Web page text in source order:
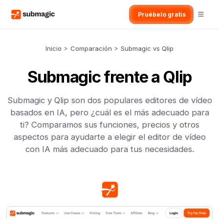
Pruébelo gratis
Inicio > Comparación > Submagic vs Qlip
Submagic frente a Qlip
Submagic y Qlip son dos populares editores de vídeo
basados en IA, pero ¿cuál es el más adecuado para
ti? Comparamos sus funciones, precios y otros
aspectos para ayudarte a elegir el editor de vídeo
con IA más adecuado para tus necesidades.